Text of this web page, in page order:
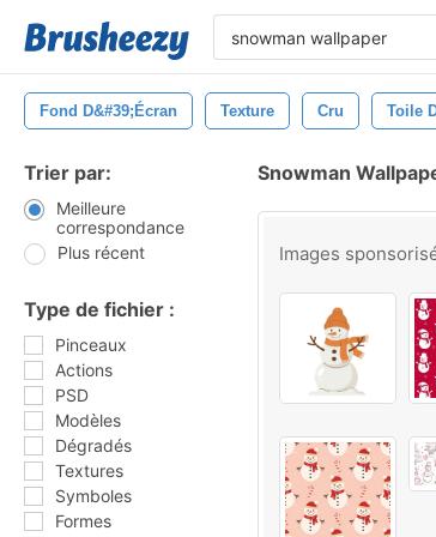
Fond D&#39;écran Texture Cru Toile
Trier par:
Meilleure
correspondance
Plus récent
Type de fichier :
Pinceaux
Actions
PSD
Modèles
Dégradés
Textures
Symboles
Formes
Snowman
Images